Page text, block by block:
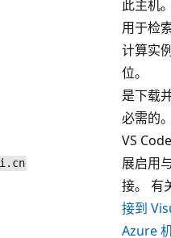
此主机
用于检
计算实
位。
是下载
必需的
VS
展启用
接。 有
接到
Azure